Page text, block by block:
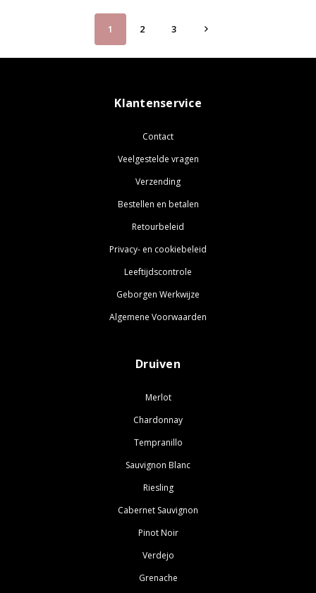
1 2 3
Klantenservice
Contact
Veelgestelde vragen
Verzending
Bestellen en betalen
Retourbeleid
Privacy- en cookiebeleid
Leeftijdscontrole
Geborgen Werkwijze
Algemene Voorwaarden
Druiven
Merlot
Chardonnay
Tempranillo
Sauvignon Blanc
Riesling
Cabernet Sauvignon
Pinot Noir
Verdejo
Grenache